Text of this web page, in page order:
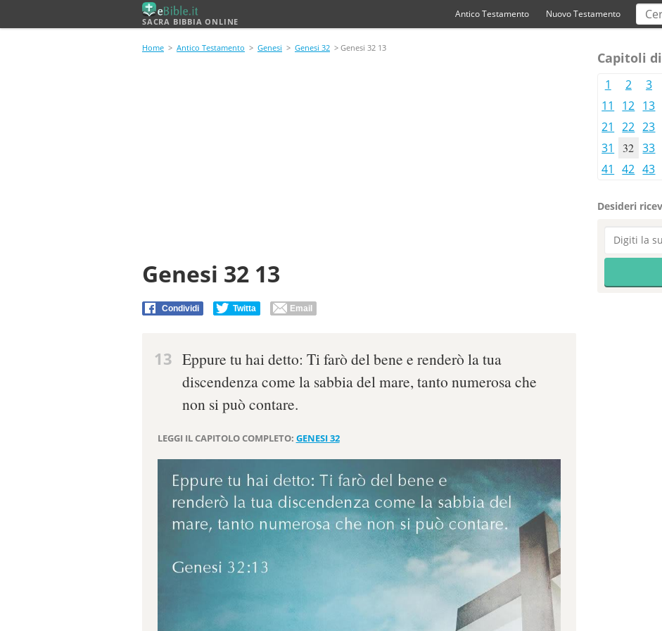
SACRA BIBBIA ONLINE
Antico Testamento Nuovo Testamento
Home > Antico Testamento > Genesi > Genesi 32 > Genesi 32 13
Genesi 32 13
Condividi Twitta Email
13 Eppure tu hai detto: Ti farò del bene e renderò la tua
discendenza come la sabbia del mare, tanto numerosa che
non si può contare.
LEGGI IL CAPITOLO COMPLETO: GENESI 32
Capitoli
1 2 3
11
12 13
21
22 23
31
32 33
41
42 43
Desideri